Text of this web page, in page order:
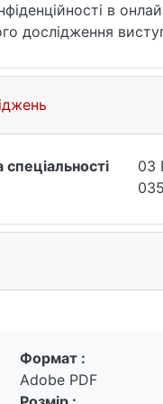
в
дослідження
комунікації онлайн.
роботи
дано
дано
і синтаксичну
спеціальності
03
Формат :
Adobe PDF